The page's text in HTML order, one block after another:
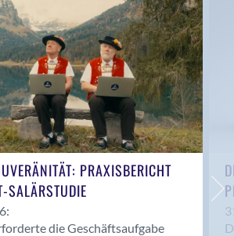
PRAXISBERICHT
SALÄRSTUDIE
die Geschäftsaufgabe